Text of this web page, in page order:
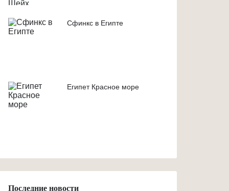
Сфинкс в Египте
Египет Красное море
Последние новости